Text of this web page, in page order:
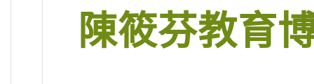
陳筱芬教育